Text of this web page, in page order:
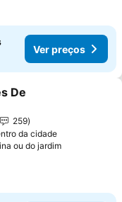
Ver preços
aos favoritos
De
259
da cidade
ou do jardimVer preços